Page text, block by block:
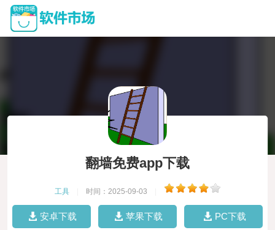
翻墙免费app下载
工具 时间：2025-09-03
安卓下载 苹果下载 PC下载